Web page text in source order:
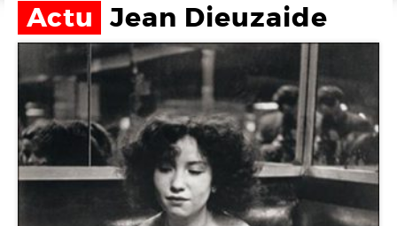
Actu Jean Dieuzaide